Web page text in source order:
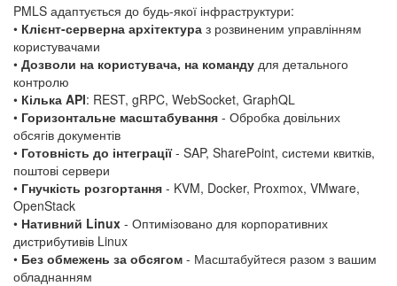
PMLS адаптується до будь-якої інфраструктури:
• Клієнт-серверна архітектура з розвиненим управлінням
користувачами
• Дозволи на користувача, на команду для детального
контролю
• Кілька API: REST, gRPC, WebSocket, GraphQL
• Горизонтальне масштабування - Обробка довільних
обсягів документів
• Готовність до інтеграції- SAP, SharePoint, системи квитків,
поштові сервери
• Гнучкість розгортання - KVM, Docker, Proxmox, VMware,
OpenStack
• Нативний Linux - Оптимізовано для корпоративних
дистрибутивів Linux
• Без обмежень за обсягом - Масштабуйтеся разом з вашим
обладнанням